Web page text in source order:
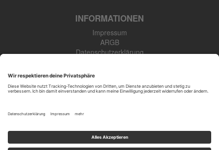
INFORMATIONEN
Impressum
ARGB
Datenschutzerklärung
48308 Senden-Bösensell
Öffnungszeiten: Mo.-Fr. 09:00-17:00